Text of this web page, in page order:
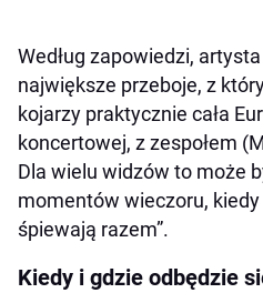
Według zapowiedzi,
największe przeboje, z
kojarzy praktycznie cała
koncertowej, z zespołem
Dla wielu widzów to może
momentów wieczoru, kiedy
śpiewają razem”.
Kiedy i gdzie odbędzie